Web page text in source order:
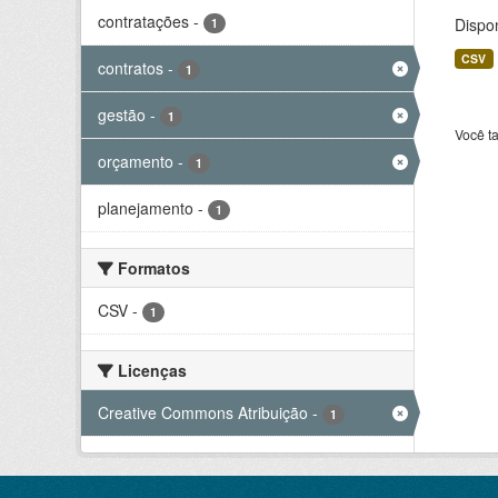
contratações - 1
contratos - 1
gestão - 1
orçamento - 1
planejamento - 1
Formatos
CSV - 1
Licenças
Creative Commons Atribuição - 1
CSV
Você